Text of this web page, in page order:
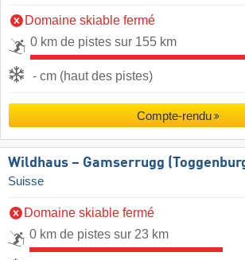
Domaine skiable fermé
0 km de pistes sur 155 km
- cm (haut des pistes)
Compte-rendu
Wildhaus – Gamserrugg
Suisse
Domaine skiable fermé
0 km de pistes sur 23 km